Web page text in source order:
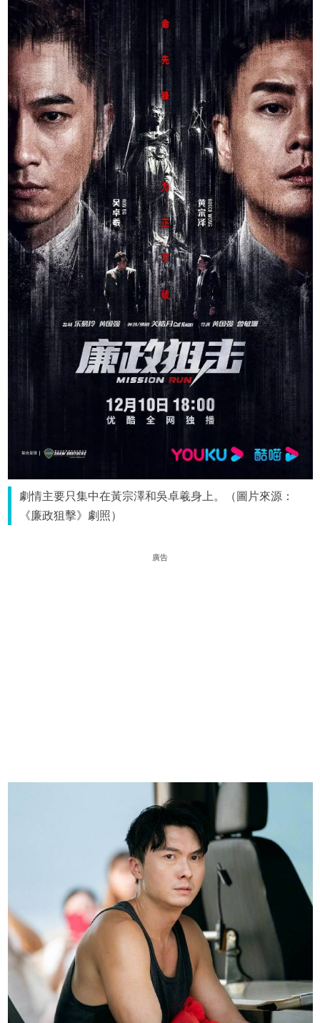
劇情主要只集中在黃宗澤和吳卓羲身上。（圖片來源：
《廉政狙擊》劇照）
廣告